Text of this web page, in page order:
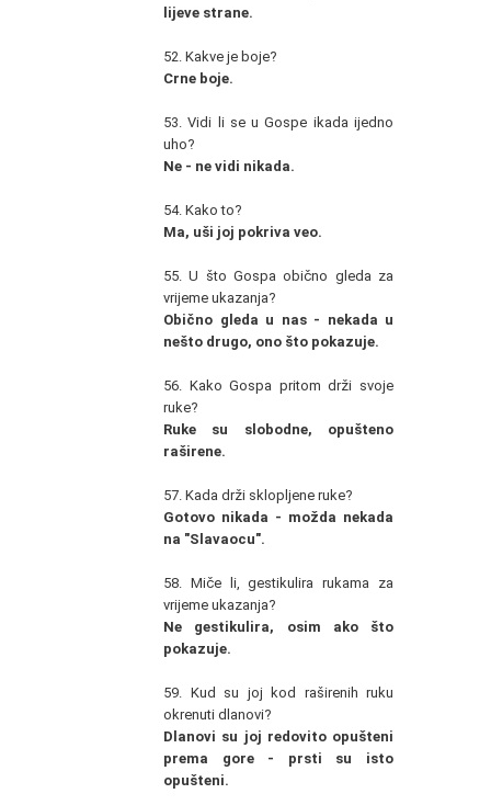
lijeve strane.
52. Kakve je boje?
Crne boje.
53. Vidi li se u Gospe ikada ijedno
uho?
Ne - ne vidi nikada.
54. Kako to?
Ma, uši joj pokriva veo.
55. U što Gospa obično gleda za
vrijeme ukazanja?
Obično gleda u nas - nekada u
nešto drugo, ono što pokazuje.
56. Kako Gospa pritom drži svoje
ruke?
Ruke su slobodne, opušteno
raširene.
57. Kada drži sklopljene ruke?
Gotovo nikada - možda nekada
na "Slavaocu".
58. Miče li, gestikulira rukama za
vrijeme ukazanja?
Ne gestikulira, osim ako što
pokazuje.
59. Kud su joj kod raširenih ruku
okrenuti dlanovi?
Dlanovi su joj redovito opušteni
prema gore - prsti su isto
opušteni.